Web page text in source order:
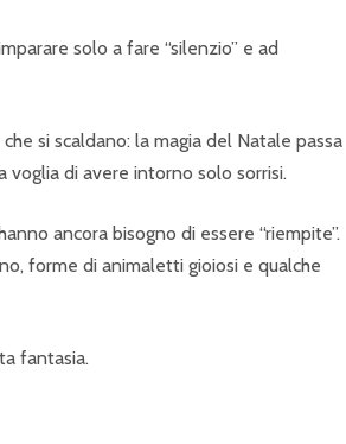
solo a fare “silenzio” e ad
si scaldano: la magia del Natale passa
voglia di avere intorno solo sorrisi.
ancora bisogno di essere “riempite”.
forme di animaletti gioiosi e qualche
fantasia.